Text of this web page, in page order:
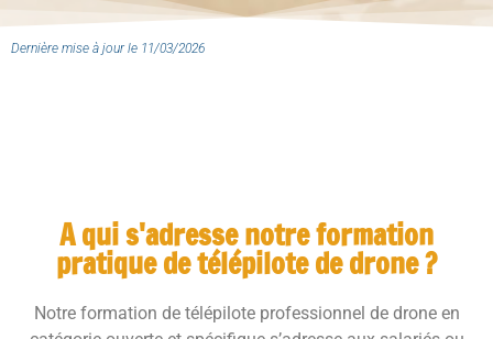
Dernière mise à jour le 11/03/2026
A qui s'adresse notre formation
pratique de télépilote de drone ?
Notre formation de télépilote professionnel de drone en